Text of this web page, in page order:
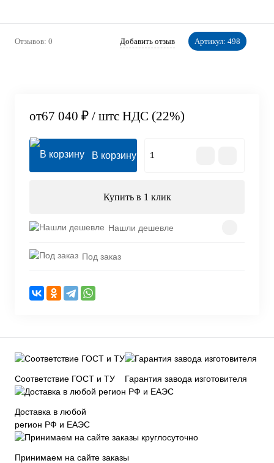
Отзывов: 0 Добавить отзыв Артикул: 498
от67 040 ₽ / штс НДС (22%)
В корзину
Купить в 1 клик
Нашли дешевле
Под заказ
Соответствие ГОСТ и ТУ Гарантия завода изготовителя
Доставка в любой
регион РФ и ЕАЭС
Принимаем на сайте заказы